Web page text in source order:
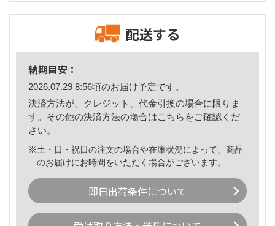
配送する
納期目安：
2026.07.29 8:56頃のお届け予定です。
決済方法が、クレジット、代金引換の場合に限りま
す。その他の決済方法の場合はこちら をご確認くだ
さい。
※土・日・祝日の注文の場合や在庫状況によって、商品
のお届けにお時間をいただく場合がございます。
即日出荷条件について